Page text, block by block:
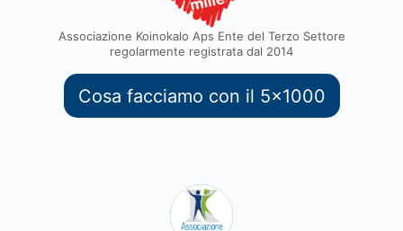
Associazione Koinokalo Aps Ente del Terzo Settore
regolarmente registrata dal 2014
Cosa facciamo con il 5x1000